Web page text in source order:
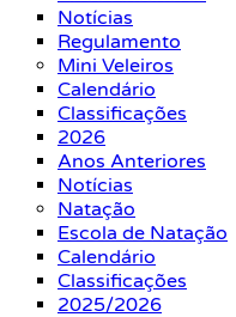
Notícias
Regulamento
Mini Veleiros
Calendário
Classificações
2026
Anos Anteriores
Notícias
Natação
Escola de Natação
Calendário
Classificações
2025/2026